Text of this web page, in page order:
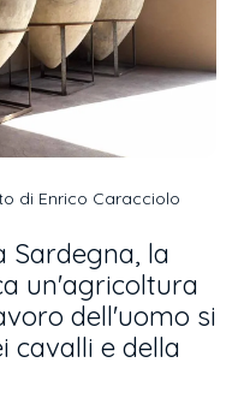
di Enrico Caracciolo
Sardegna, la
un'agricoltura
dell'uomo si
cavalli e della